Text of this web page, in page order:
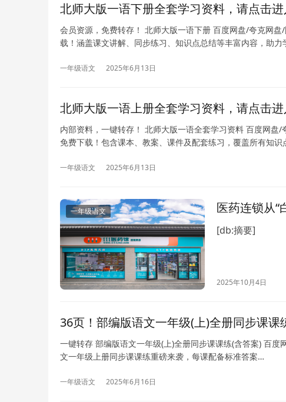
北师大版一语下册全套学习资料，请点击进
会员资源，免费转存！ 北师大版一语下册 百度网盘/夸克网
载！涵盖课文讲解、同步练习、知识点总结等丰富内容，助力
一年级语文 2025年6月13日
北师大版一语上册全套学习资料，请点击进
内部资料，一键转存！ 北师大版一语全套学习资料 百度网
免费下载！包含课本、教案、课件及配套练习，覆盖所有知识
一年级语文 2025年6月13日
一年级语文 医药连锁从“
[db:摘要]
2025年10月4日
36页！部编版语文一年级(上)全册同步课课
一键转存 部编版语文一年级(上)全册同步课课练(含答案) 百
文一年级上册同步课课练重磅来袭，每课配备标准答案…
一年级语文 2025年6月16日